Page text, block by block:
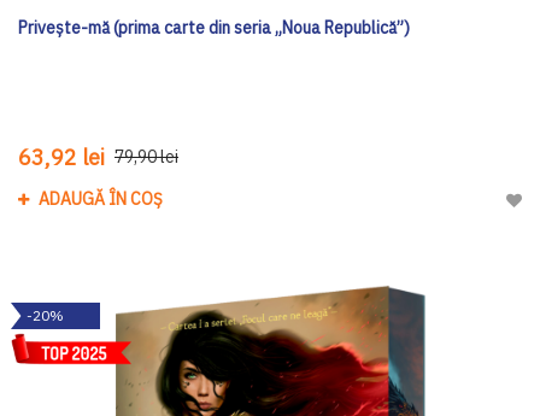
Privește-mă (prima carte din seria „Noua Republică”)
63,92 lei 79,90 lei
ADAUGĂ ÎN COȘ
-20%